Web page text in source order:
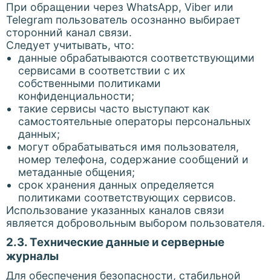
При обращении через WhatsApp, Viber или
Telegram пользователь осознанно выбирает
сторонний канал связи.
Следует учитывать, что:
данные обрабатываются соответствующими
сервисами в соответствии с их
собственными политиками
конфиденциальности;
такие сервисы часто выступают как
самостоятельные операторы персональных
данных;
могут обрабатываться имя пользователя,
номер телефона, содержание сообщений и
метаданные общения;
срок хранения данных определяется
политиками соответствующих сервисов.
Использование указанных каналов связи
является добровольным выбором пользователя.
2.3. Технические данные и серверные
журналы
Для обеспечения безопасности, стабильной